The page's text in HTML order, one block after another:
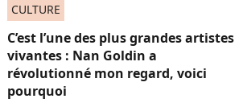
CULTURE
C’est l’une des plus grandes artistes
vivantes : Nan Goldin a
révolutionné mon regard, voici
pourquoi